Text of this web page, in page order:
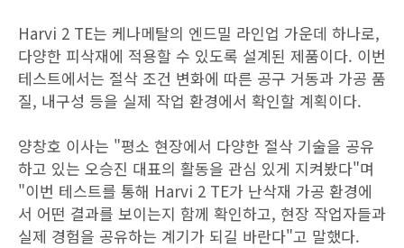
Harvi 2 TE는 케나메탈의 엔드밀 라인업 가운데 하나로,
다양한 피삭재에 적용할 수 있도록 설계된 제품이다. 이번
테스트에서는 절삭 조건 변화에 따른 공구 거동과 가공 품
질, 내구성 등을 실제 작업 환경에서 확인할 계획이다.
양창호 이사는 "평소 현장에서 다양한 절삭 기술을 공유
하고 있는 오승진 대표의 활동을 관심 있게 지켜봤다"며
"이번 테스트를 통해 Harvi 2 TE가 난삭재 가공 환경에
서 어떤 결과를 보이는지 함께 확인하고, 현장 작업자들과
실제 경험을 공유하는 계기가 되길 바란다"고 말했다.